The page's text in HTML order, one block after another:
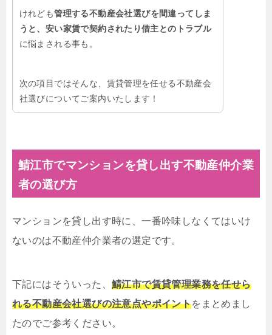
けれども管理する不動産会社選びを間違ってしま
うと、安い家賃で契約されたり借主とのトラブル
に悩まされる事も。
次の項目ではそんな、賃貸管理を任せる不動産会
社選びについてご案内いたします！
鯖江市でマンションを貸し出す不動産仲介業
者の選び方
マンションを貸し出す時に、一番吟味しなくてはいけ
ないのは不動産仲介業者の選定です。
下記にはそういった、 鯖江市で賃貸管理業務を任せら
れる不動産会社選びの注意点やポイントをまとめまし
たのでご参考ください。